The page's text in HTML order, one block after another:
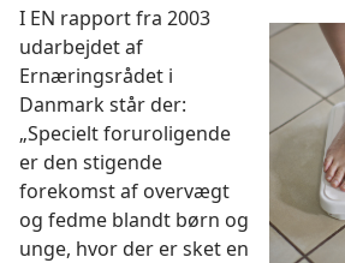
I EN rapport fra 2003
udarbejdet af
Ernæringsrådet i
Danmark står der:
„Specielt foruroligende
er den stigende
forekomst af overvægt
og fedme blandt børn og
unge, hvor der er sket en